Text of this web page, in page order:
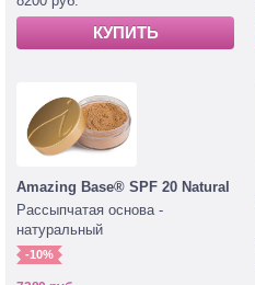
КУПИТЬ
Amazing Base® SPF 20 Natural
Рассыпчатая основа -
натуральный
-10%